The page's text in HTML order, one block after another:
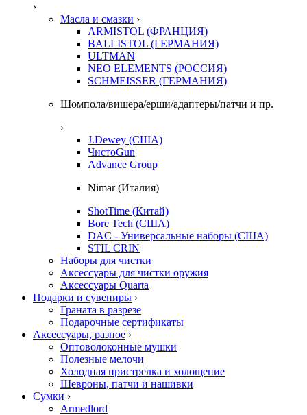
›
Масла и смазки ›
ARMISTOL (ФРАНЦИЯ)
BALLISTOL (ГЕРМАНИЯ)
ULTMAN
NEO ELEMENTS (РОССИЯ)
SCHMEISSER (ГЕРМАНИЯ)
Шомпола/вишера/ерши/адаптеры/патчи и пр.
›
J.Dewey (США)
ЧистоGun
Advance Group
Nimar (Италия)
ShotTime (Китай)
Bore Tech (США)
DAC - Универсальные наборы (США)
STIL CRIN
Наборы для чистки
Аксессуары для чистки оружия
Аксессуары Quarta
Подарки и сувениры ›
Граната в разрезе
Подарочные сертификаты
Аксессуары, разное ›
Оптоволоконные мушки
Полезные мелочи
Холодная пристрелка и холощение
Шевроны, патчи и нашивки
Сумки ›
Armedlord